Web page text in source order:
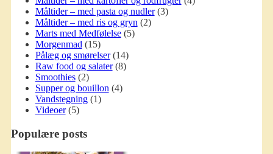
Måltider – med pasta og nudler(3)
Måltider – med ris og gryn (2)
Marts med Medfølelse(5)
Morgenmad (15)
Pålæg og smørelser(14)
Raw food og salater(8)
Smoothies(2)
Supper og bouillon (4)
Vandstegning(1)
Videoer(5)
Populære posts